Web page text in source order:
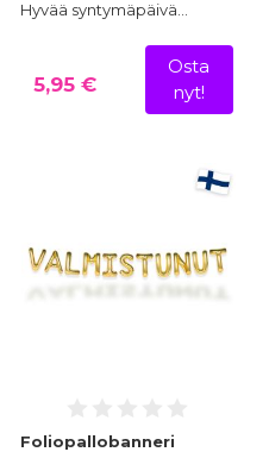
Hyvää syntymäpäivä…
5,95 €
Osta
nyt!
Foliopallobanneri